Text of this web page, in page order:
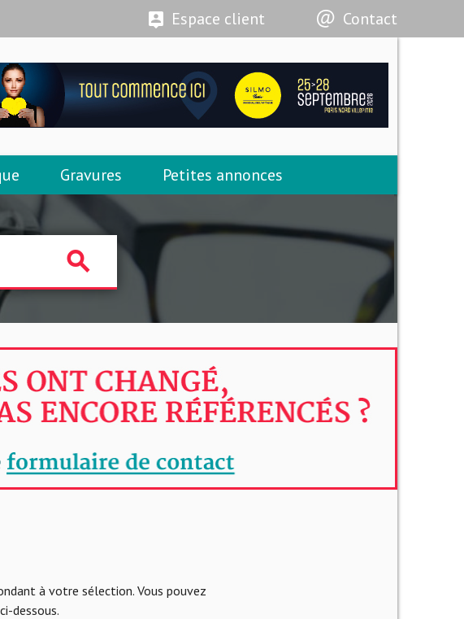
Espace client Contact
Gravures Petites annonces
search
à votre sélection. Vous pouvez
dessous.